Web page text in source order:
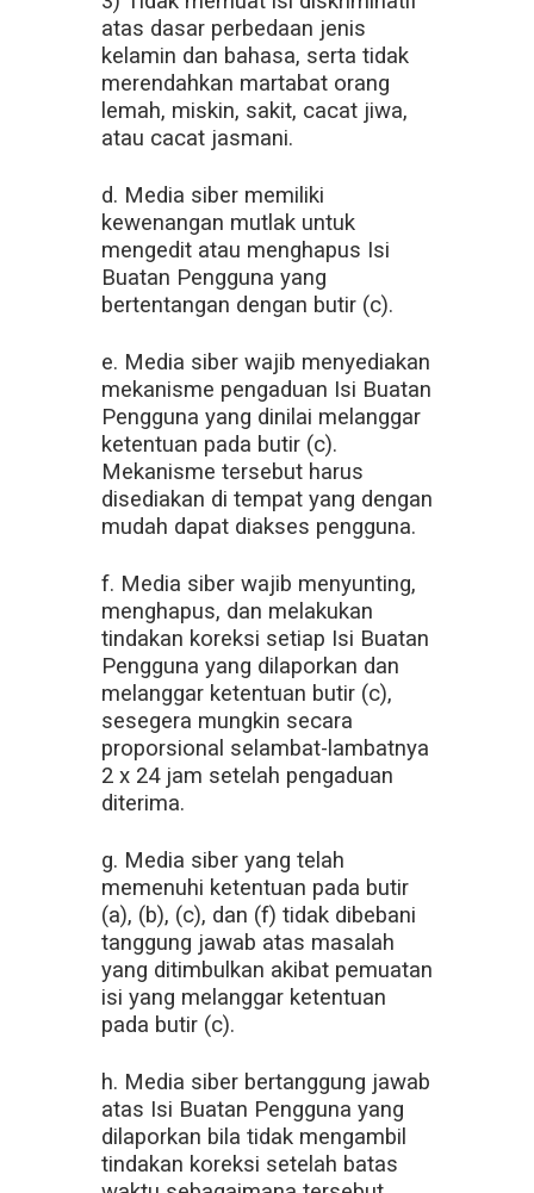
atas dasar perbedaan jenis
kelamin dan bahasa, serta tidak
merendahkan martabat orang
lemah, miskin, sakit, cacat jiwa,
atau cacat jasmani.
d. Media siber memiliki
kewenangan mutlak untuk
mengedit atau menghapus Isi
Buatan Pengguna yang
bertentangan dengan butir (c).
e. Media siber wajib menyediakan
mekanisme pengaduan Isi Buatan
Pengguna yang dinilai melanggar
ketentuan pada butir (c).
Mekanisme tersebut harus
disediakan di tempat yang dengan
mudah dapat diakses pengguna.
f. Media siber wajib menyunting,
menghapus, dan melakukan
tindakan koreksi setiap Isi Buatan
Pengguna yang dilaporkan dan
melanggar ketentuan butir (c),
sesegera mungkin secara
proporsional selambat-lambatnya
2 x 24 jam setelah pengaduan
diterima.
g. Media siber yang telah
memenuhi ketentuan pada butir
(a), (b), (c), dan (f) tidak dibebani
tanggung jawab atas masalah
yang ditimbulkan akibat pemuatan
isi yang melanggar ketentuan
pada butir (c).
h. Media siber bertanggung jawab
atas Isi Buatan Pengguna yang
dilaporkan bila tidak mengambil
tindakan koreksi setelah batas